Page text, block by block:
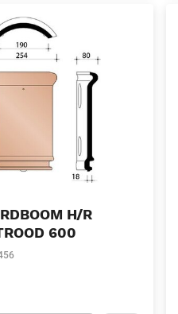
H/R
600